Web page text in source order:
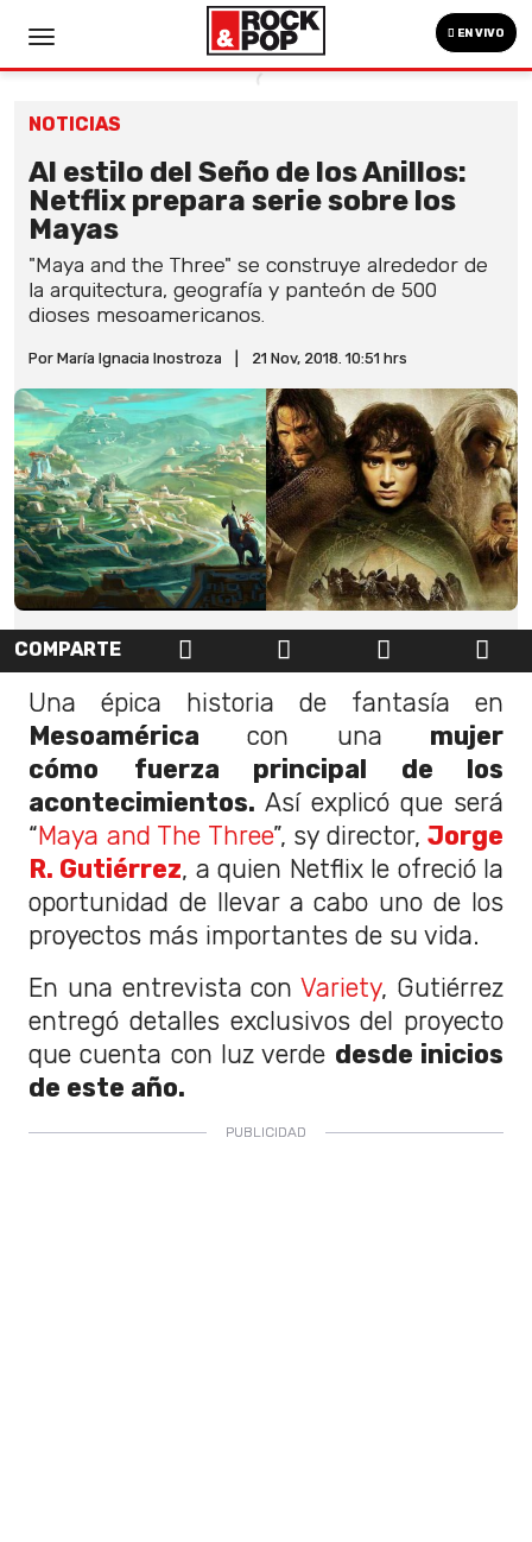
EN VIVO
NOTICIAS
Al estilo del Seño de los Anillos:
Netflix prepara serie sobre los
Mayas
"Maya and the Three" se construye alrededor de
la arquitectura, geografía y panteón de 500
dioses mesoamericanos.
Por María Ignacia Inostroza 21 Nov, 2018. 10:51 hrs
COMPARTE
Una épica historia de fantasía en
Mesoamérica con una mujer
cómo
fuerza principal de los
acontecimientos. Así explicó que será
“Maya and The Three”, sy director, Jorge
R. Gutiérrez, a quien Netflix le ofreció la
oportunidad de llevar a cabo uno de los
proyectos más importantes de su vida.
En una entrevista conVariety, Gutiérrez
entregó detalles exclusivos del proyecto
que cuenta con luz verde desde inicios
de este año.